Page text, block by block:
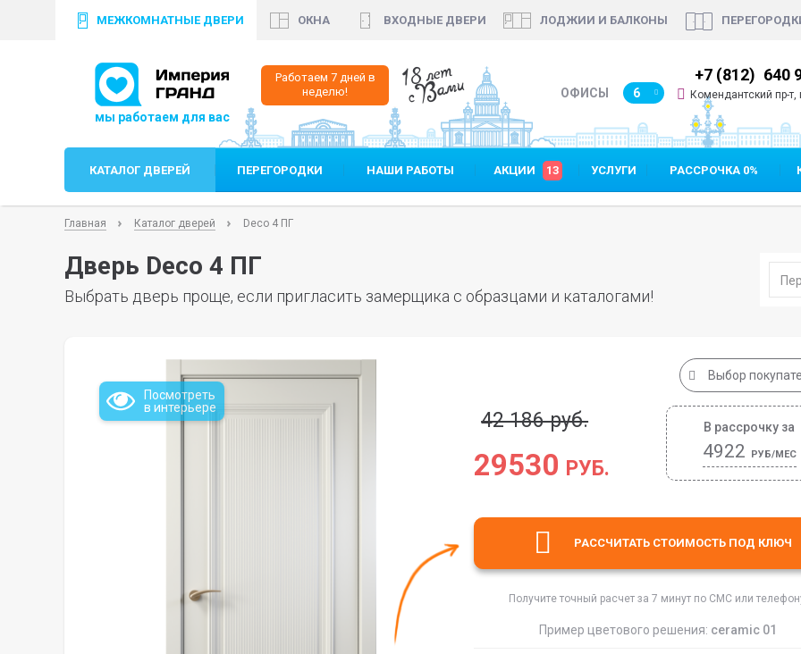
МЕЖКОМНАТНЫЕ ДВЕРИ ОКНА ВХОДНЫЕ ДВЕРИ ЛОДЖИИ И БАЛКОНЫ
Работаем 7 дней в
неделю!
18 лет
с Вами ОФИСЫ 6
+7 (812) 640 35 99 +7 (812) 640 90 48 +7 (812) 640
Комендантский пр-
КАТАЛОГ ДВЕРЕЙ ПЕРЕГОРОДКИ НАШИ РАБОТЫ АКЦИИ 13 УСЛУГИ РАССРОЧКА 0%
Главная Каталог дверей Deco 4 ПГ
Дверь Deco 4 ПГ
Выбрать дверь проще, если пригласить замерщика с образцами и каталогами!
Выбор
Посмотреть
в интерьере
42 186 руб.
29530 РУБ.
В рассрочку за
4922 РУБ/МЕС
РАССЧИТАТЬ СТОИМОСТЬ ПОД КЛЮЧ
Получите точный расчет за 7 минут по СМС или
Пример цветового решения: ceramic 01